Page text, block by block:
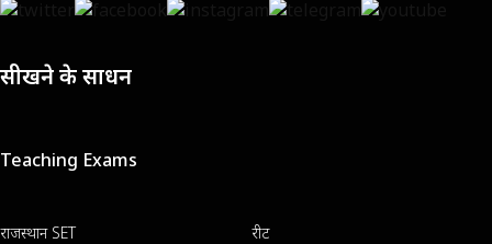
सीखने के साधन
Teaching Exams
राजस्थान SET रीट